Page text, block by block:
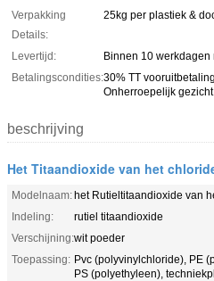
Verpakking
Details:
25kg per plastiek &
Levertijd:
Binnen 10 werkdagen
Betalingscondities:30% TT
Onherroepelijk
beschrijving
Het Titaandioxide van het
Modelnaam:het Rutieltitaandioxide van
Indeling:
rutiel titaandioxide
Verschijning:wit poeder
Toepassing: Pvc (polyvinylchloride), PE
PS (polyethyleen),